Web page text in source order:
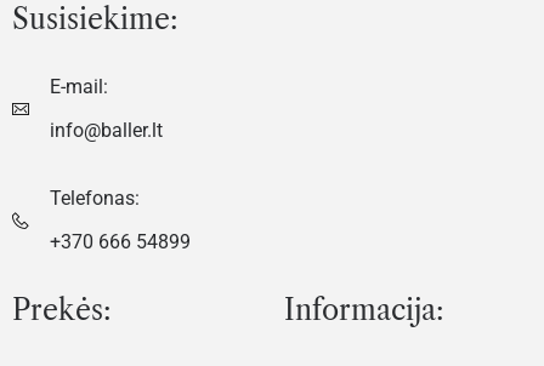
Susisiekime:
E-mail:
info@baller.lt
Telefonas:
+370 666 54899
Prekės: Informacija: